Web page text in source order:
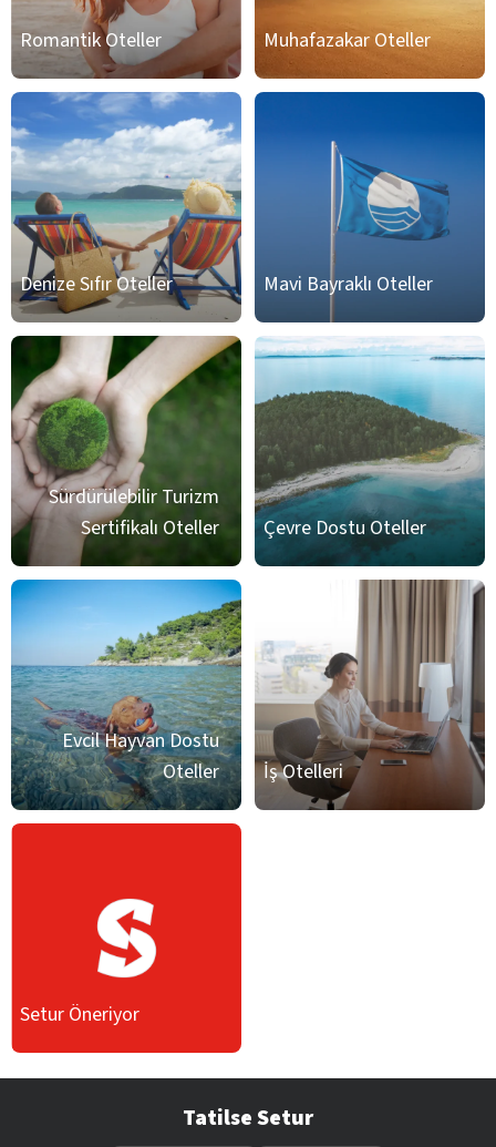
Romantik Oteller Muhafazakar Oteller
Denize Sıfır Oteller Mavi Bayraklı Oteller
Sürdürülebilir Turizm
Sertifikalı Oteller
Çevre Dostu Oteller
Evcil Hayvan Dostu
Oteller
İş Otelleri
Setur Öneriyor
Tatilse Setur